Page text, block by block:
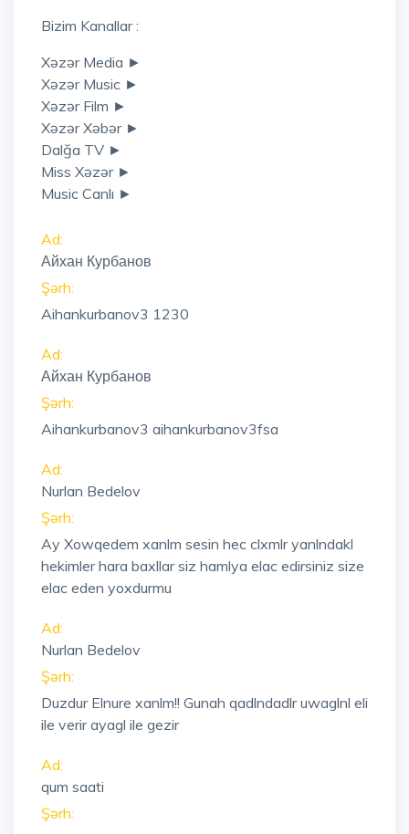
Bizim Kanallar :
Xəzər Media ►
Xəzər Music ►
Xəzər Film ►
Xəzər Xəbər ►
Dalğa TV ►
Miss Xəzər ►
Music Canlı ►
Ad:
Айхан Курбанов
Şərh:
Aihankurbanov3 1230
Ad:
Айхан Курбанов
Şərh:
Aihankurbanov3 aihankurbanov3fsa
Ad:
Nurlan Bedelov
Şərh:
Ay Xowqedem xanlm sesin hec clxmlr yanlndakl
hekimler hara baxllar siz hamlya elac edirsiniz size
elac eden yoxdurmu
Ad:
Nurlan Bedelov
Şərh:
Duzdur Elnure xanlm!! Gunah qadlndadlr uwaglnl eli
ile verir ayagl ile gezir
Ad:
qum saati
Şərh: